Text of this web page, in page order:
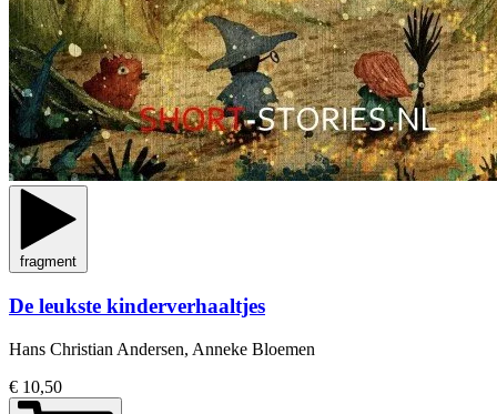
fragment
De leukste kinderverhaaltjes
Hans Christian Andersen, Anneke Bloemen
€ 10,50